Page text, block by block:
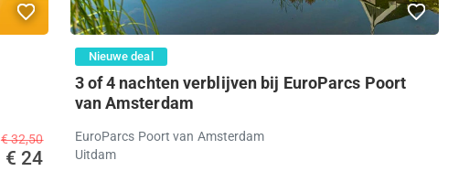
€ 32,50
€ 24
Nieuwe deal
3 of 4 nachten verblijven bij EuroParcs Poort
van Amsterdam
EuroParcs Poort van Amsterdam
Uitdam